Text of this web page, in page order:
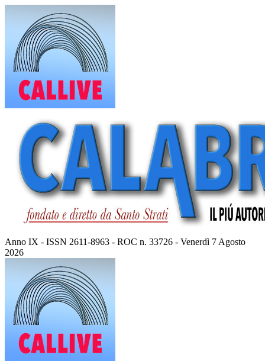
contenuto
Anno IX - ISSN 2611-8963 - ROC n. 33726 - Venerdì 7 Agosto
2026